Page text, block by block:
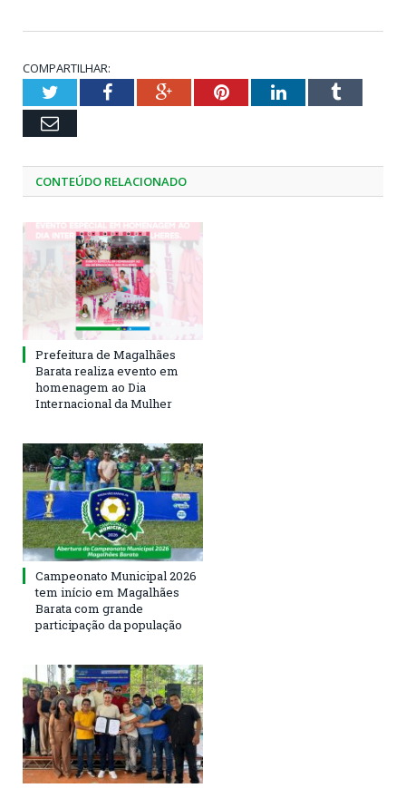
COMPARTILHAR:
TwitterFacebookGoogle+PinterestLinkedInTumblr
Email
CONTEÚDO RELACIONADO
Prefeitura de Magalhães
Barata realiza evento em
homenagem ao Dia
Internacional da Mulher
Campeonato Municipal 2026
tem início em Magalhães
Barata com grande
participação da população